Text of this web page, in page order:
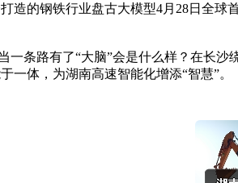
的钢铁行业盘古大模型4月28日全球
路有了“大脑”会是什么样？在长沙
一体，为湖南高速智能化增添“智慧”。